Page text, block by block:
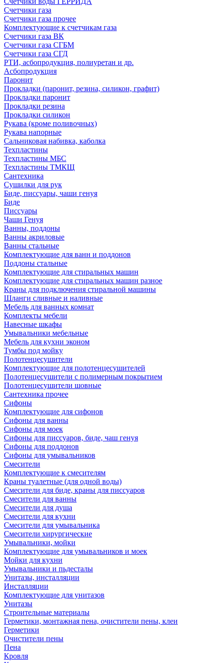
Счетчики газа
Счетчики газа прочее
Комплектующие к счетчикам газа
Счетчики газа ВК
Счетчики газа СГБМ
Счетчики газа СГД
РТИ, асбопродукция, полиуретан и др.
Асбопродукция
Паронит
Прокладки (паронит, резина, силикон, графит)
Прокладки паронит
Прокладки резина
Прокладки силикон
Рукава (кроме поливочных)
Рукава напорные
Сальниковая набивка, каболка
Техпластины
Техпластины МБС
Техпластины ТМКЩ
Сантехника
Сушилки для рук
Биде, писсуары, чаши генуя
Биде
Писсуары
Чаши Генуя
Ванны, поддоны
Ванны акриловые
Ванны стальные
Комплектующие для ванн и поддонов
Поддоны стальные
Комплектующие для стиральных машин
Комплектующие для стиральных машин разное
Краны для подключения стиральной машины
Шланги сливные и наливные
Мебель для ванных комнат
Комплекты мебели
Навесные шкафы
Умывальники мебельные
Мебель для кухни эконом
Тумбы под мойку
Полотенцесушители
Комплектующие для полотенцесушителей
Полотенцесушители с полимерным покрытием
Полотенцесушители шовные
Сантехника прочее
Сифоны
Комплектующие для сифонов
Сифоны для ванны
Сифоны для моек
Сифоны для писсуаров, биде, чаш генуя
Сифоны для поддонов
Сифоны для умывальников
Смесители
Комплектующие к смесителям
Краны туалетные (для одной воды)
Смесители для биде, краны для писсуаров
Смесители для ванны
Смесители для душа
Смесители для кухни
Смесители для умывальника
Смесители хирургические
Умывальники, мойки
Комплектующие для умывальников и моек
Мойки для кухни
Умывальники и пьдесталы
Унитазы, инсталляции
Инсталляции
Комплектующие для унитазов
Унитазы
Строительные материалы
Герметики, монтажная пена, очистители пены, клеи
Герметики
Очистители пены
Пена
Кровля